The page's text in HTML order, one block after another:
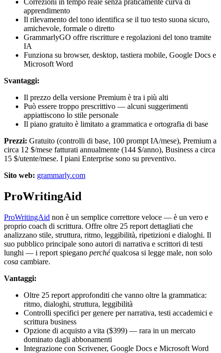
apprendimento
Il rilevamento del tono identifica se il tuo testo suona sicuro,
amichevole, formale o diretto
GrammarlyGO offre riscritture e regolazioni del tono tramite
IA
Funziona su browser, desktop, tastiera mobile, Google Docs e
Microsoft Word
Svantaggi:
Il prezzo della versione Premium è tra i più alti
Può essere troppo prescrittivo — alcuni suggerimenti
appiattiscono lo stile personale
Il piano gratuito è limitato a grammatica e ortografia di base
Prezzi: Gratuito (controlli di base, 100 prompt IA/mese), Premium a
circa 12 $/mese fatturati annualmente (144 $/anno), Business a circa
15 $/utente/mese. I piani Enterprise sono su preventivo.
Sito web: grammarly.com
ProWritingAid
ProWritingAid non è un semplice correttore veloce — è un vero e
proprio coach di scrittura. Offre oltre 25 report dettagliati che
analizzano stile, struttura, ritmo, leggibilità, ripetizioni e dialoghi. Il
suo pubblico principale sono autori di narrativa e scrittori di testi
lunghi — i report spiegano perchéqualcosa si legge male, non solo
cosa cambiare.
Vantaggi:
Oltre 25 report approfonditi che vanno oltre la grammatica:
ritmo, dialoghi, struttura, leggibilità
Controlli specifici per genere per narrativa, testi accademici e
scrittura business
Opzione di acquisto a vita ($399) — rara in un mercato
dominato dagli abbonamenti
Integrazione con Scrivener, Google Docs e Microsoft Word